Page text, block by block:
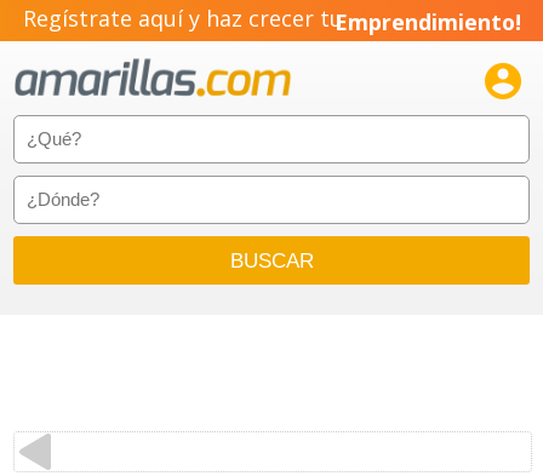
Regístrate aquí y haz crecer tuEmprendimiento!
